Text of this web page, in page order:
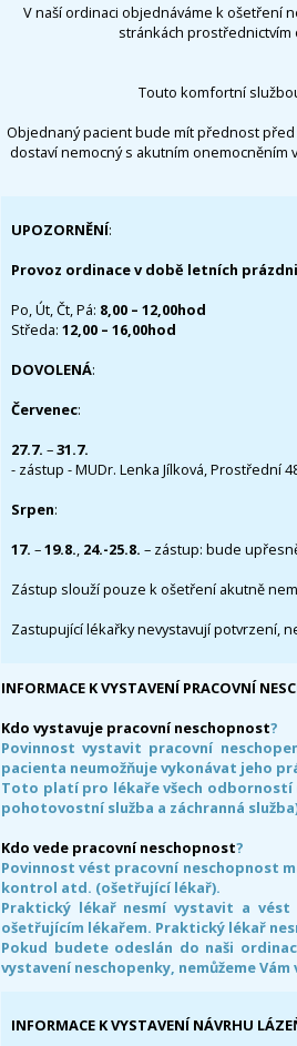
V naší ordinaci objednáváme k ošetření
stránkách
Touto komfortní
Objednaný pacient bude mít přednost
dostaví nemocný s akutním
UPOZORNĚNÍ:
Provoz ordinace v době letních
Po, Út, Čt, Pá: 8,00 – 12,00hod
Středa: 12,00 – 16,00hod
DOVOLENÁ:
Červenec:
27.7. –31.7.
- zástup - MUDr. Lenka Jílková, Prostřední
Srpen:
17. –19.8., 24.-25.8. – zástup: bude
Zástup slouží pouze k ošetření akutně
Zastupující lékařky nevystavují potvrzení,
INFORMACE K VYSTAVENÍ PRACOVNÍ
Kdo vystavuje pracovní neschopnost?
Povinnost vystavit pracovní
pacienta neumožňuje vykonávat jeho
Toto platí pro lékaře všech odborností
pohotovostní služba a záchranná
Kdo vede pracovní neschopnost?
Povinnost vést pracovní neschopnost
kontrol atd. (ošetřující lékař).
Praktický lékař nesmí vystavit a
ošetřujícím lékařem. Praktický lékař
Pokud budete odeslán do naši
vystavení neschopenky, nemůžeme Vám
INFORMACE K VYSTAVENÍ NÁVRHU